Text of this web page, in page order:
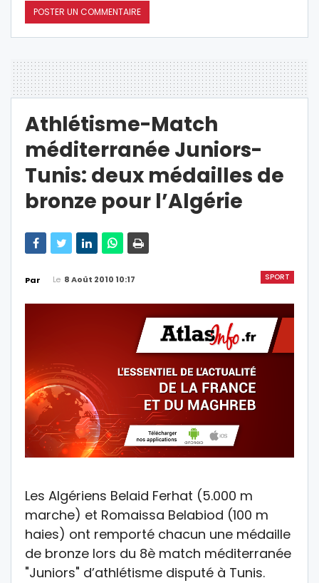
Athlétisme-Match
méditerranée Juniors-
Tunis: deux médailles de
bronze pour l’Algérie
SPORT
Par Le 8 Août 2010 10:17
Les Algériens Belaid Ferhat (5.000 m
marche) et Romaissa Belabiod (100 m
haies) ont remporté chacun une médaille
de bronze lors du 8è match méditerranée
"Juniors" d’athlétisme disputé à Tunis.